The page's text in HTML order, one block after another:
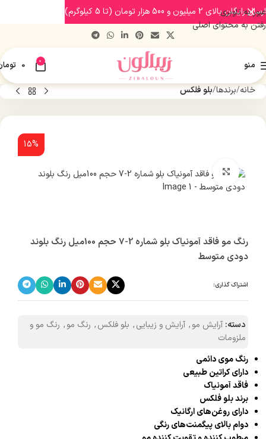
عبور به ناوبری
رفتن به محتوای اصلی
منو 0
0
خانه برندها بلو فلکس
15%
بزرگنمایی تصویر
رنگ مو فاقد آمونیاک بلو شماره 2-7 حجم 100میل رنگ بلوند
دودی متوسط
اشتراک گذاری:
دسته: آرایش مو, آرایش و زیبایی, بلو فلکس, رنگ مو, رنگ مو و
ملزومات
رنگ موی دائمی
دارای کراتین طبیعی
فاقد آمونیاک
برند بلو فلکس
دارای روغن‌های ارگانیک
دوام بالای پیگمنت‌های رنگی
ارسال رایگان بالای 2 میلیون و 500 هزار تومان (تا 5 کیلوگرم)